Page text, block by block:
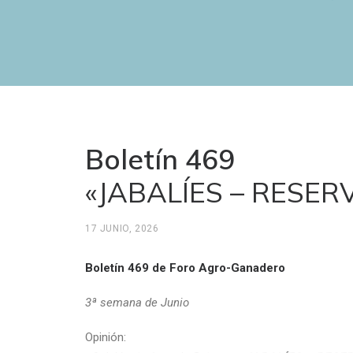
Boletín 469
«JABALÍES –
17 JUNIO, 2026
Boletín 469 de Foro Agro-Ganadero
3ª semana de Junio
Opinión: